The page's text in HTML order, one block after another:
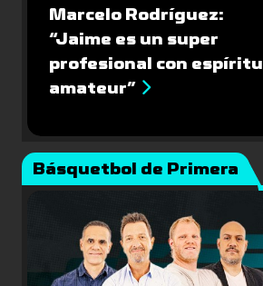
Marcelo Rodríguez:
“Jaime es un super
profesional con espíritu
amateur”
Básquetbol de Primera